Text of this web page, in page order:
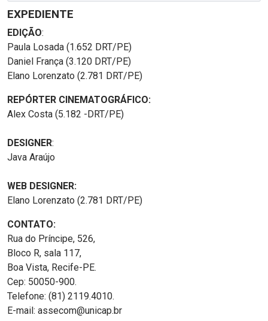
EXPEDIENTE
EDIÇÃO:
Paula Losada (1.652 DRT/PE)
Daniel França (3.120 DRT/PE)
Elano Lorenzato (2.781 DRT/PE)
REPÓRTER CINEMATOGRÁFICO:
Alex Costa (5.182 -DRT/PE)
DESIGNER:
Java Araújo
WEB DESIGNER:
Elano Lorenzato (2.781 DRT/PE)
CONTATO:
Rua do Príncipe, 526,
Bloco R, sala 117,
Boa Vista, Recife-PE.
Cep: 50050-900.
Telefone: (81) 2119.4010.
E-mail: assecom@unicap.br